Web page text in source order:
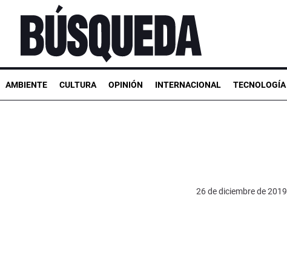
AMBIENTE CULTURA OPINIÓN INTERNACIONAL TECNOLOGÍA
26 de diciembre de 2019